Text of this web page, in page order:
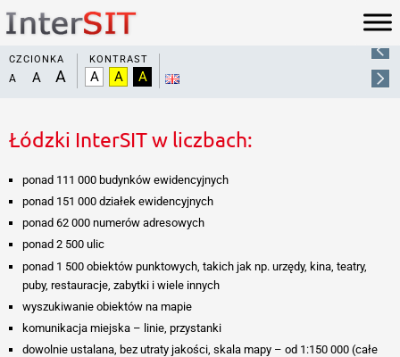
CZCIONKA KONTRAST
Mapy tematyczne
Ortofotomapy
Aplikacja OBLIVIEW łączy w sobie różne dane pozyskane drogą
nalotów fotogrametrycznych oraz zapewnia m.in. możliwość
Łódzki InterSIT w liczbach:
ponad 111 000 budynków ewidencyjnych
ponad 151 000 działek ewidencyjnych
ponad 62 000 numerów adresowych
ponad 2 500 ulic
ponad 1 500 obiektów punktowych, takich jak np. urzędy, kina, teatry,
puby, restauracje, zabytki i wiele innych
wyszukiwanie obiektów na mapie
komunikacja miejska – linie, przystanki
dowolnie ustalana, bez utraty jakości, skala mapy – od 1:150 000 (całe